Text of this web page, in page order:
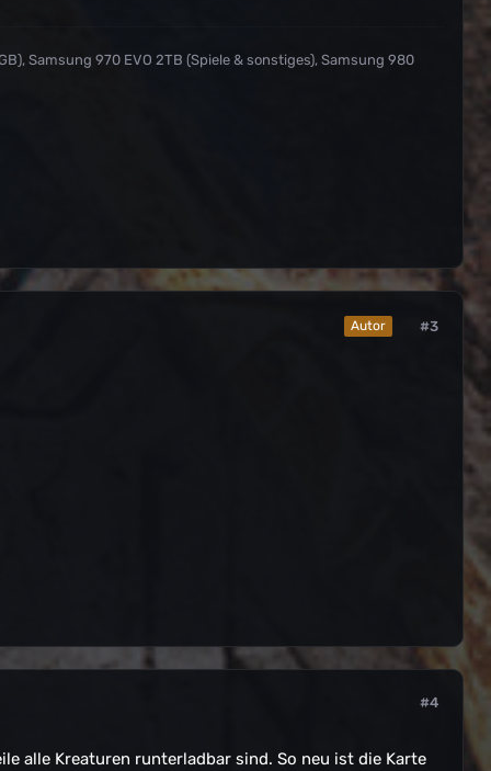
Samsung 970 EVO 2TB (Spiele & sonstiges), Samsung 980
Autor #3
#4
alle Kreaturen runterladbar sind. So neu ist die Karte